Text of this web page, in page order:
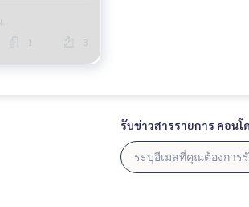
รับข่าวสารรายการ คอนโ